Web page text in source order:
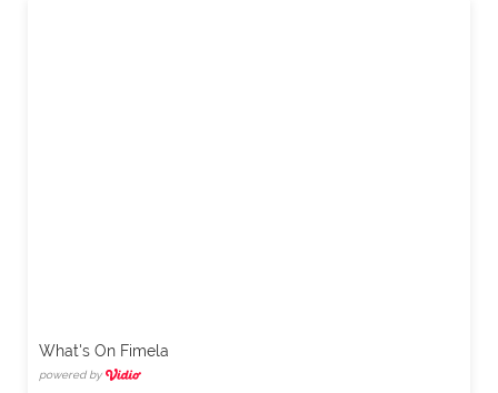
What's On Fimela
powered by